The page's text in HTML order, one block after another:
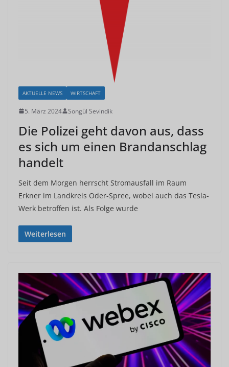
AKTUELLE NEWS WIRTSCHAFT
5. März 2024 Songül Sevindik
Die Polizei geht davon aus, dass
es sich um einen Brandanschlag
handelt
Seit dem Morgen herrscht Stromausfall im Raum
Erkner im Landkreis Oder-Spree, wobei auch das Tesla-
Werk betroffen ist. Als Folge wurde
Weiterlesen